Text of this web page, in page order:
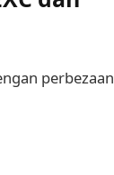
perbezaan